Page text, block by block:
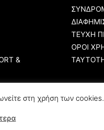
&
ΤΕΥΧΗ
ΟΡΟΙ
στη χρήση των cookies.